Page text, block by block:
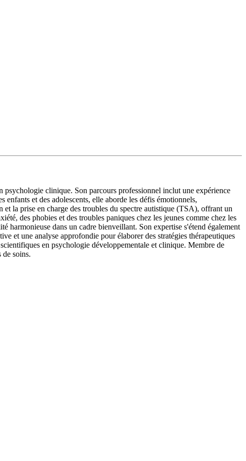
clinique. Son parcours professionnel inclut une expérience
et des adolescents, elle aborde les défis émotionnels,
et la prise en charge des troubles du spectre autistique (TSA), offrant un
des phobies et des troubles paniques chez les jeunes comme chez les
harmonieuse dans un cadre bienveillant. Son expertise s'étend également
et une analyse approfondie pour élaborer des stratégies thérapeutiques
en psychologie développementale et clinique. Membre de
de soins.